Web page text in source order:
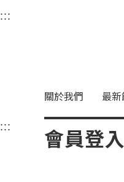
衛武營國
中央內容區塊，為本頁主要內
:::
關於我們 最
::: 中央內容區塊，為本
會員登入